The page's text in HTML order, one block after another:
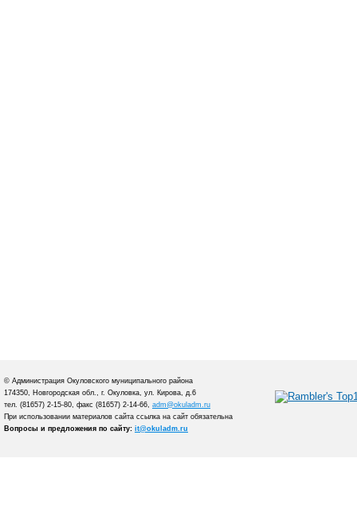
© Администрация Окуловского муниципального района
174350, Новгородская обл., г. Окуловка, ул. Кирова, д.6
тел. (81657) 2-15-80, факс (81657) 2-14-66, adm@okuladm.ru
При использовании материалов сайта ссылка на сайт обязательна
Вопросы и предложения по сайту: it@okuladm.ru